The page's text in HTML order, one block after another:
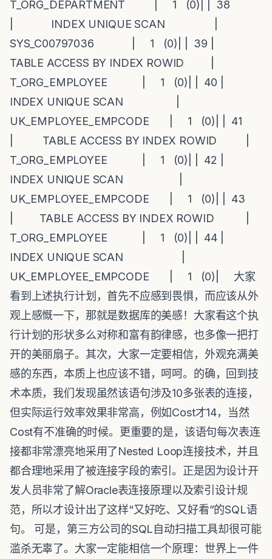
T_ORG_DEPARTMENT | 1 (0)| | 38
| INDEX UNIQUE SCAN |
SYS_C00797036 | 1 (0)| | 39 |
TABLE ACCESS BY INDEX ROWID |
T_ORG_EMPLOYEE | 1 (0)| | 40 |
INDEX UNIQUE SCAN |
UK_EMPLOYEE_EMPCODE | 1 (0)| | 41
| TABLE ACCESS BY INDEX ROWID |
T_ORG_EMPLOYEE | 1 (0)| | 42 |
INDEX UNIQUE SCAN |
UK_EMPLOYEE_EMPCODE | 1 (0)| | 43
| TABLE ACCESS BY INDEX ROWID |
T_ORG_EMPLOYEE | 1 (0)| | 44 |
INDEX UNIQUE SCAN |
UK_EMPLOYEE_EMPCODE | 1 (0)| 大家
看到上述执行计划，首先不应感到畏惧，而应该从外
观上感慨一下，那就是数据库的美感！大家看这个执
行计划的形状多么对称和富有韵律感，也多像一把打
开的美丽扇子。其次，大家一定要相信，外观充满美
感的东西，本质上也应该不错，呵呵。的确，回到技
术本质，我们发现虽然该语句涉及10多张表的连接，
但实际运行效率效果非常高，例如Cost才14，当然
Cost有不准确的时候。更重要的是，该语句每次表连
接都非常漂亮地采用了Nested Loop连接技术，并且
都合理地采用了被连接字段的索引。正是因为设计开
发人员非常了解Oracle表连接原理以及索引设计规
范，所以才设计出了这样“又好吃、又好看”的SQL语
句。 可是，第三方公司的SQL自动扫描工具却很可能
滥杀无辜了。大家一定能相信一个原理：世界上一件